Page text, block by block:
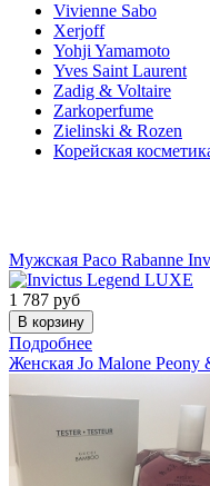
Vivienne Sabo
Xerjoff
Yohji Yamamoto
Yves Saint Laurent
Zadig & Voltaire
Zarkoperfume
Zielinski & Rozen
Корейская
Мужская Paco Rabanne
1 787 руб
Подробнее
Женская Jo Malone Peony